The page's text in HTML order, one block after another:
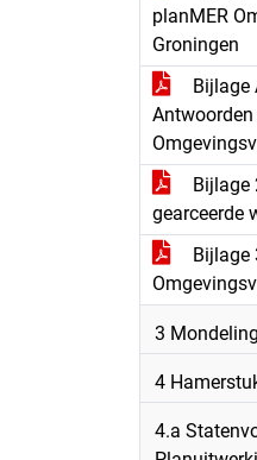
planMER
Groningen
Bijlage
Bijlage
gearceerde
Bijlage
3
4
4.a